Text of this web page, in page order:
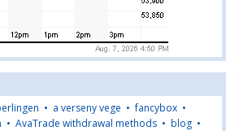
• a verseny vege •fancybox •
• AvaTrade withdrawal methods • blog •